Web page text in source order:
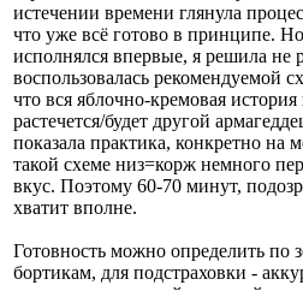
истечении времени глянула
что уже всё готово в принципе.
исполнялся впервые, я решила не
воспользовалась рекомендуемой
что вся яблочно-кремовая история
растечется/будет другой
показала практика, конкретно на
такой схеме низ=корж немного
вкус. Поэтому 60-70 минут,
хватит вполне.
Готовность можно определить по
бортикам, для подстраховки -